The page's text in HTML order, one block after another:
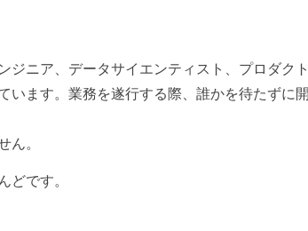
ジニア、データサイエンティスト、プロダク
います。業務を遂行する際、誰かを待たずに
。
です。